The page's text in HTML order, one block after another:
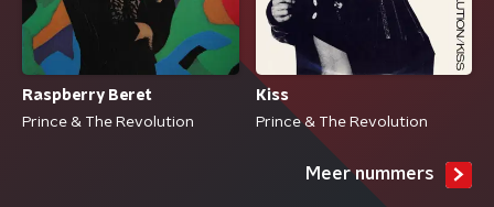
Raspberry Beret
Prince & The Revolution
Kiss
Prince & The Revolution
Meer nummers